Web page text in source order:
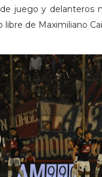
juego y delanteros
de Maximiliano